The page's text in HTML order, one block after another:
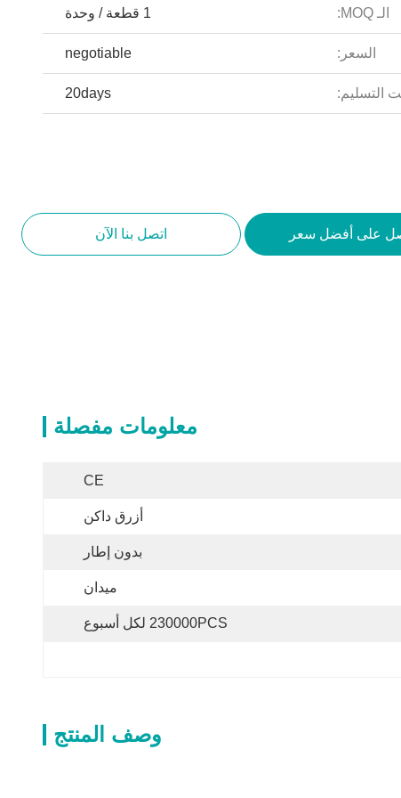
الـ MOQ: 1 قطعة / وحدة
السعر: negotiable
التسليم: 20days
على أفضل سعر اتصل بنا الآن
معلومات مفصلة
CE
أزرق داكن
بدون إطار
ميدان
230000PCS لكل أسبوع
وصف المنتج